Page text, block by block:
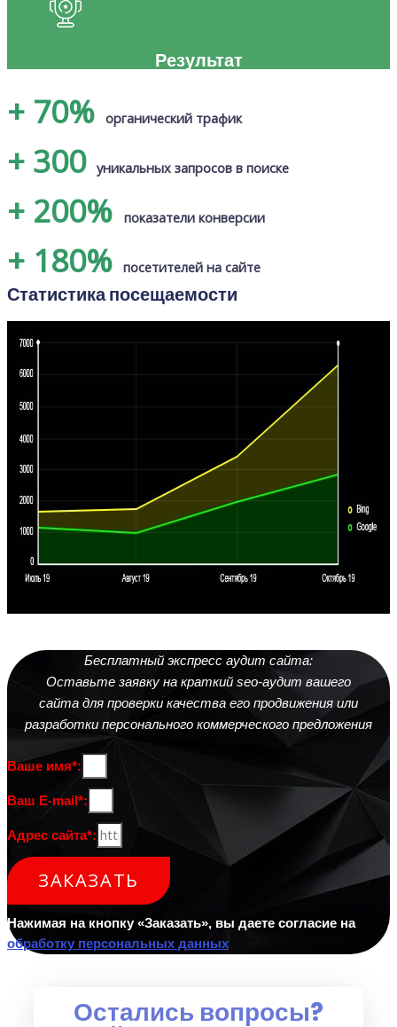
Результат
+ 70% органический трафик
+ 300уникальных запросов в поиске
+ 200% показатели конверсии
+ 180% посетителей на сайте
Статистика посещаемости
Бесплатный экспресс аудит сайта:
Оставьте заявку на краткий seo-аудит вашего
сайта для проверки качества его продвижения или
разработки персонального коммерческого предложения
Ваше имя*:
Ваш E-mail*:
Адрес сайта*:
ЗАКАЗАТЬ
Нажимая на кнопку «Заказать», вы даете согласие на
обработку персональных данных
Остались вопросы?